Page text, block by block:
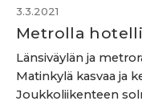
3.3.2021
Metrolla
Länsiväylän ja
Matinkylä kasvaa ja
Joukkoliikenteen